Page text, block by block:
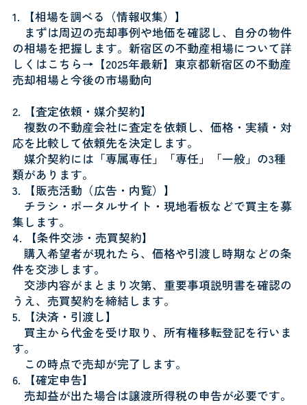
【相場を調べる（情報収集）】
まずは周辺の売却事例や地価を確認し、自分の物件
の相場を把握します。新宿区の不動産相場について詳
しくはこちら→ 【2025年最新】東京都新宿区の不動産
売却相場と今後の市場動向
【査定依頼・媒介契約】
複数の不動産会社に査定を依頼し、価格・実績・対
応を比較して依頼先を決定します。
媒介契約には「専属専任」「専任」「一般」の3種
類があります。
【販売活動（広告・内覧） 】
チラシ・ポータルサイト・現地看板などで買主を募
集します。
【条件交渉・売買契約】
購入希望者が現れたら、価格や引渡し時期などの条
件を交渉します。
交渉内容がまとまり次第、重要事項説明書を確認の
うえ、売買契約を締結します。
【決済・引渡し】
買主から代金を受け取り、所有権移転登記を行いま
す。
この時点で売却が完了します。
【確定申告】
売却益が出た場合は譲渡所得税の申告が必要です。